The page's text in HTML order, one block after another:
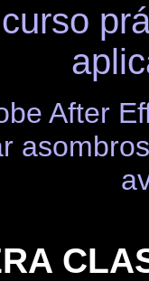
After